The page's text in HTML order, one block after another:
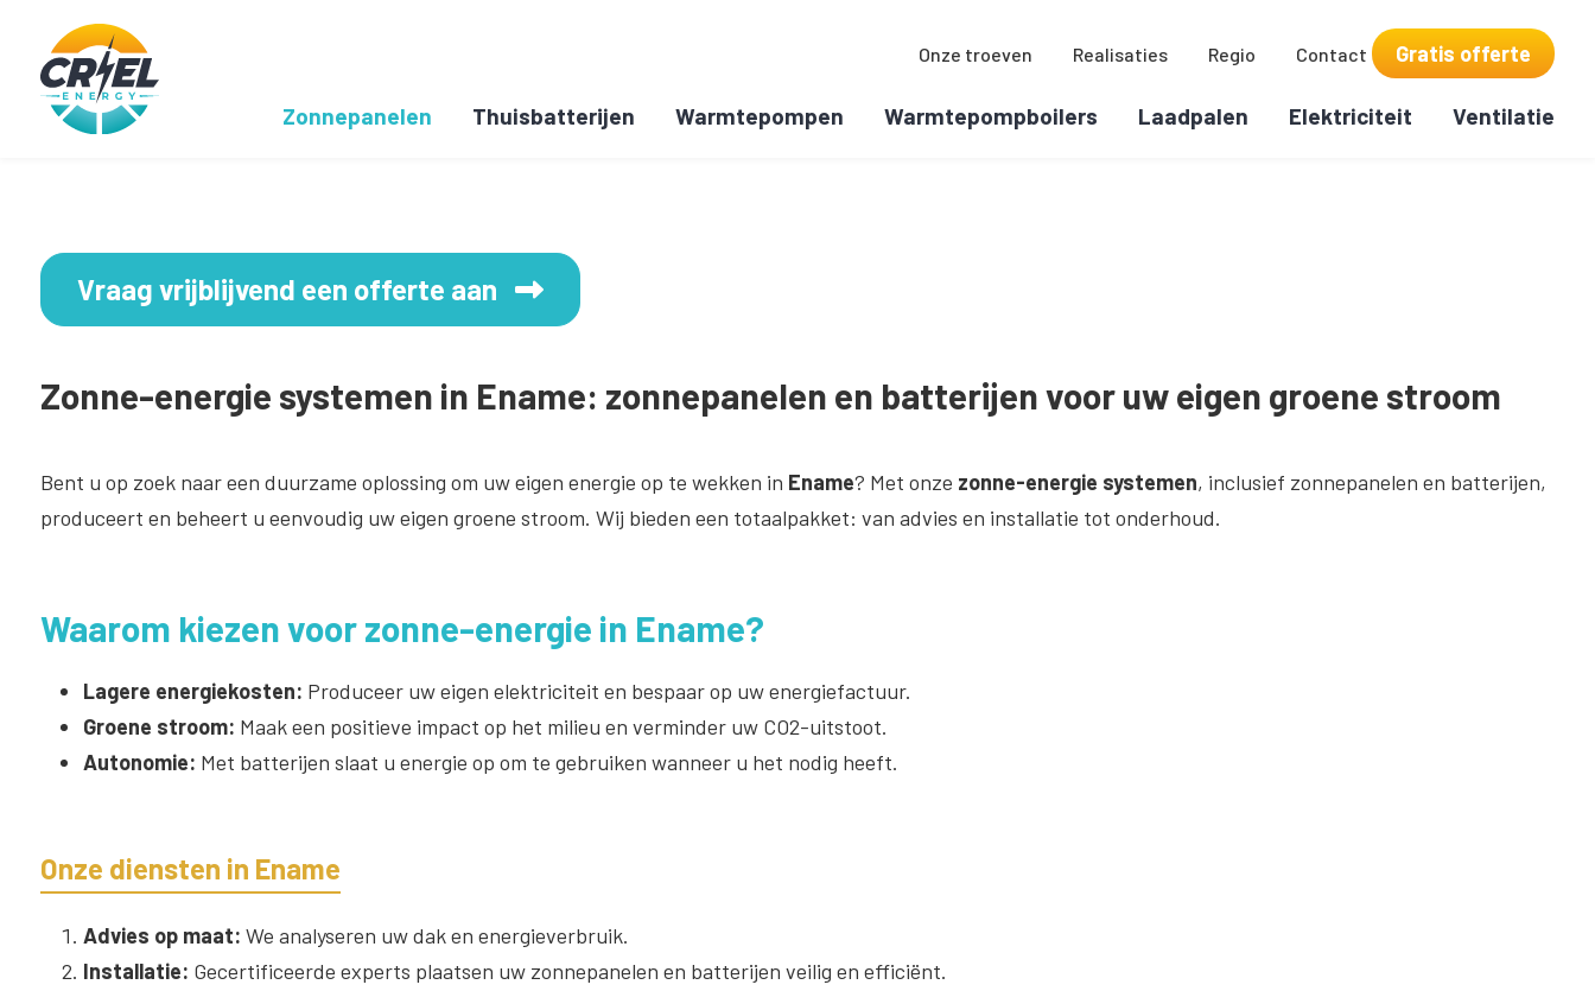
Onze troeven Realisaties Regio Contact Gratis offerte
Zonnepanelen Thuisbatterijen Warmtepompen Warmtepompboilers Laadpalen Elektriciteit Ventilatie
Vraag vrijblijvend een offerte aan
Zonne-energie systemen in Ename: zonnepanelen en batterijen voor uw eigen groene stroom
Bent u op zoek naar een duurzame oplossing om uw eigen energie op te wekken in Ename? Met onze zonne-energie systemen, inclusief zonnepanelen en batterijen,
produceert en beheert u eenvoudig uw eigen groene stroom. Wij bieden een totaalpakket: van advies en installatie tot onderhoud.
Waarom kiezen voor zonne-energie in Ename?
Lagere energiekosten: Produceer uw eigen elektriciteit en bespaar op uw energiefactuur.
Groene stroom: Maak een positieve impact op het milieu en verminder uw CO2-uitstoot.
Autonomie: Met batterijen slaat u energie op om te gebruiken wanneer u het nodig heeft.
Onze diensten in Ename
Advies op maat: We analyseren uw dak en energieverbruik.
Installatie: Gecertificeerde experts plaatsen uw zonnepanelen en batterijen veilig en efficiënt.